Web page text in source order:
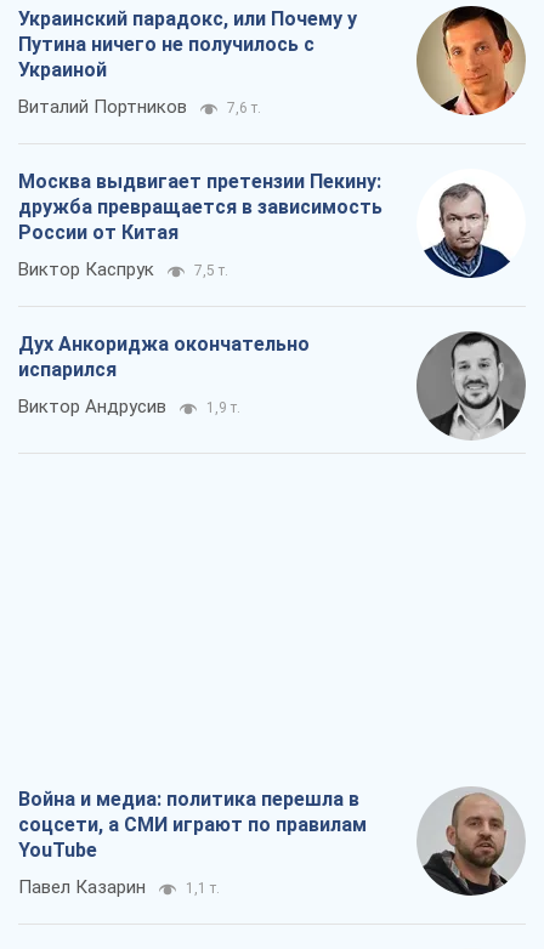
Украинский парадокс, или Почему у
Путина ничего не получилось с
Украиной
Виталий Портников 7,6 т.
Москва выдвигает претензии Пекину:
дружба превращается в зависимость
России от Китая
Виктор Каспрук 7,5 т.
Дух Анкориджа окончательно
испарился
Виктор Андрусив 1,9 т.
Война и медиа: политика перешла в
соцсети, а СМИ играют по правилам
YouTube
Павел Казарин 1,1 т.